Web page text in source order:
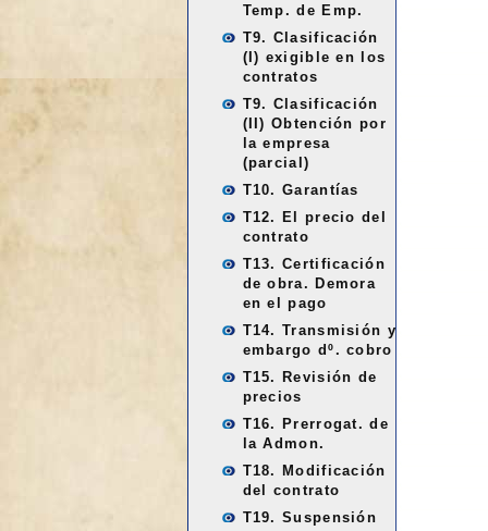
Temp. de Emp.
T9. Clasificación
(I) exigible en los
contratos
T9. Clasificación
(II) Obtención por
la empresa
(parcial)
T10. Garantías
T12. El precio del
contrato
T13. Certificación
de obra. Demora
en el pago
T14. Transmisión y
embargo dº. cobro
T15. Revisión de
precios
T16. Prerrogat. de
la Admon.
T18. Modificación
del contrato
T19. Suspensión